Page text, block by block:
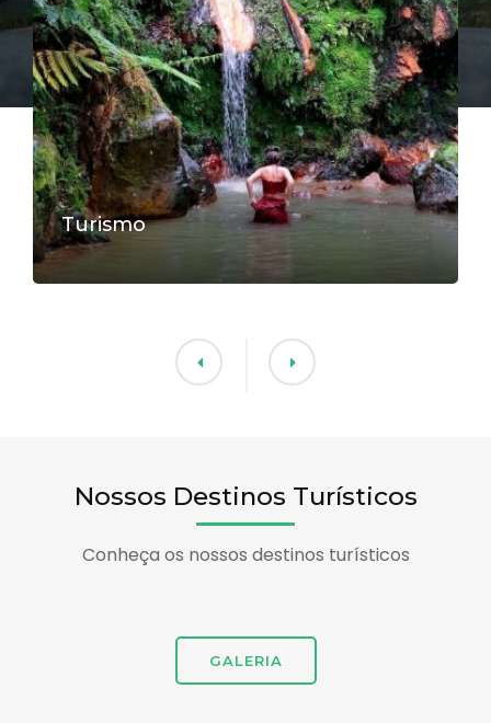
Turismo
Nossos Destinos Turísticos
Conheça os nossos destinos turísticos
GALERIA